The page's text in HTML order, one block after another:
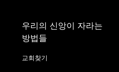
우리의 신앙이 자라는
방법들
교회찾기